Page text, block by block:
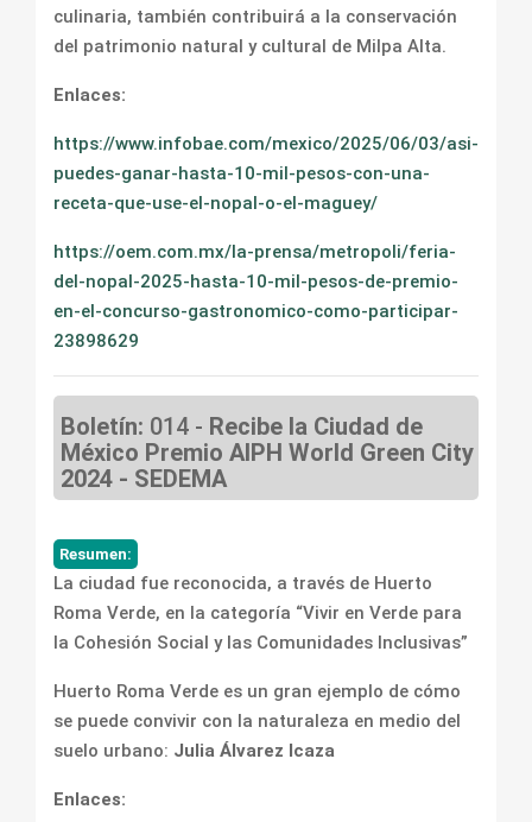
culinaria, también contribuirá a la conservación
del patrimonio natural y cultural de Milpa Alta.
Enlaces:
https://www.infobae.com/mexico/2025/06/03/asi-
puedes-ganar-hasta-10-mil-pesos-con-una-
receta-que-use-el-nopal-o-el-maguey/
https://oem.com.mx/la-prensa/metropoli/feria-
del-nopal-2025-hasta-10-mil-pesos-de-premio-
en-el-concurso-gastronomico-como-participar-
23898629
Boletín: 014 - Recibe la Ciudad de
México Premio AIPH World Green City
2024 - SEDEMA
Resumen:
La ciudad fue reconocida, a través de Huerto
Roma Verde, en la categoría “Vivir en Verde para
la Cohesión Social y las Comunidades Inclusivas”
Huerto Roma Verde es un gran ejemplo de cómo
se puede convivir con la naturaleza en medio del
suelo urbano: Julia Álvarez Icaza
Enlaces: